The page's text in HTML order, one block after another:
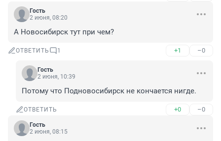
Гость
2 июня, 08:20
А Новосибирск тут при чем?
ОТВЕТИТЬ 1 +1 –0
Гость
2 июня, 10:39
Потому что Подновосибирск не кончается нигде.
ОТВЕТИТЬ +0 –0
Гость
2 июня, 08:15